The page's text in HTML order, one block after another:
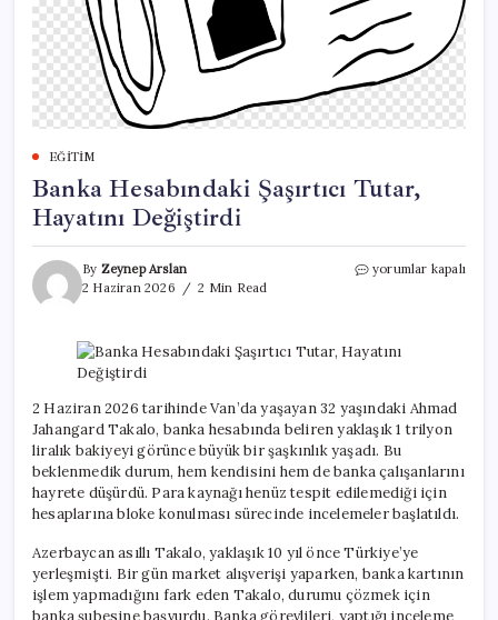
EĞITIM
Banka Hesabındaki Şaşırtıcı Tutar,
Hayatını Değiştirdi
By Zeynep Arslan
2 Haziran 2026
2 Min Read
Banka
Hayatını
yorumlar kapalı
2 Haziran 2026 tarihinde Van’da yaşayan 32 yaşındaki Ahmad
Jahangard Takalo, banka hesabında beliren yaklaşık 1 trilyon
liralık bakiyeyi görünce büyük bir şaşkınlık yaşadı. Bu
beklenmedik durum, hem kendisini hem de banka çalışanlarını
hayrete düşürdü. Para kaynağı henüz tespit edilemediği için
hesaplarına bloke konulması sürecinde incelemeler başlatıldı.
Azerbaycan asıllı Takalo, yaklaşık 10 yıl önce Türkiye’ye
yerleşmişti. Bir gün market alışverişi yaparken, banka kartının
işlem yapmadığını fark eden Takalo, durumu çözmek için
banka şubesine başvurdu. Banka görevlileri, yaptığı inceleme